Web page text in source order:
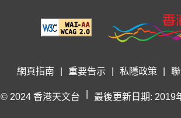
網頁指南 重要告示 私隱政策
© 2024 香港天文台 最後更新日期: 2019